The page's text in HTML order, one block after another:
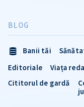
BLOG
Banii tăi
Editoriale
Viața
Cititorul de gardă